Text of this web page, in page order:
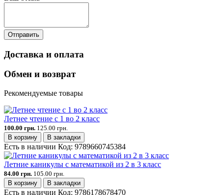
Отправить
Доставка и оплата
Обмен и возврат
Рекомендуемые товары
Летнее чтение с 1 во 2 класс
100.00 грн. 125.00 грн.
В корзину
В закладки
Есть в наличии Код: 9789660745384
Летние каникулы с математикой из 2 в 3 класс
84.00 грн. 105.00 грн.
В корзину
В закладки
Есть в наличии Код: 9786178678470